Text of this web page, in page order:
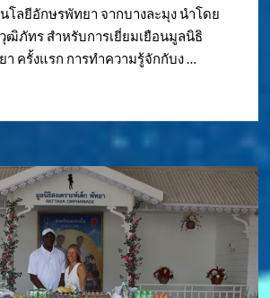
โลยีอักษรพัทยา จากบางละมุง นำโดย
ฒิภัทร สำหรับการเยี่ยมเยือนมูลนิธิ
า ครั้งแรก การทำความรู้จักกับง …